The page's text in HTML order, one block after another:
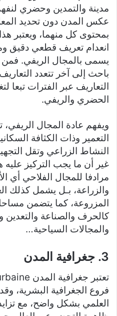
مدينة والتمدين وحضري
عكس المدن دون تحديد
بمحتوى كل منهما، ويعتبر
انعدام تعريف قطعي دقيق
يسمى بالمجال الريفي.
باحث إلى آخر تتعدد
التعاريف عبر الفترات تبعا
الحضري والريفي.
ويفهم عادة المجال الريفي،
التعمير وذات الكثافة
النشاط الزراعي وتقل
غير أن ما يجب التركيز
مرادفا للمجال الفلاحي أي
والزراعة، بـل يشمل كذلك
المزروعة، كما يتضمن
كالحرف والصناعة والتعدين
والمجالات السياحية…
3. جغرافية المدن
فروع الجغرافية البشرية،
العلمي بشكل واضح، مع